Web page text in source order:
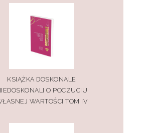
KSIĄŻKA DOSKONALE
O POCZUCIU
WARTOŚCI TOM IV